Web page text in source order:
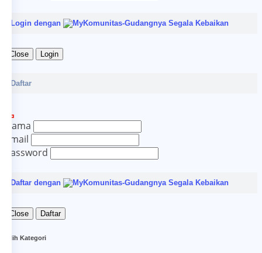
Login dengan
Close Login
Daftar
Nama
Email
Password
Daftar dengan
Close Daftar
Pilih Kategori